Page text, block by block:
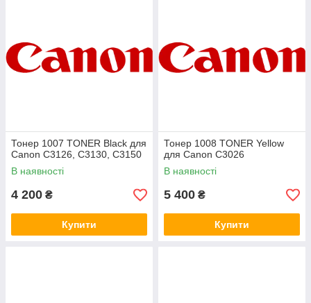
Тонер 1007 TONER Black для
Canon C3126, C3130, C3150
В наявності
4 200 ₴
Купити
Тонер 1008 TONER Yellow
для Canon C3026
В наявності
5 400 ₴
Купити